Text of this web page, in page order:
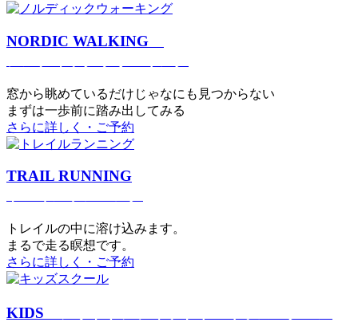
NORDIC WALKING
窓から眺めているだけじゃなにも見つからない
まずは一歩前に踏み出してみる
さらに詳しく・ご予約
TRAIL RUNNING
トレイルの中に溶け込みます。
まるで⾛る瞑想です。
さらに詳しく・ご予約
KIDS